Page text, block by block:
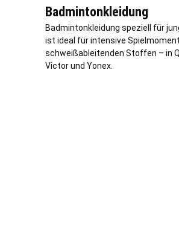
Badmintonkleidung
Badmintonkleidung speziell für
ist ideal für intensive
schweißableitenden Stoffen – in
Victor und Yonex.